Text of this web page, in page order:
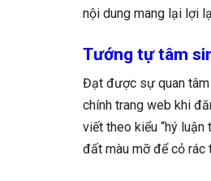
nội dung mang lại lợi
Tướng tự tâm
Đạt được sự quan tâm
chính trang web khi
viết theo kiểu “hý
đất màu mỡ để cỏ rác